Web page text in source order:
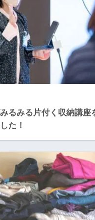
るみる片付く収納講座
た！